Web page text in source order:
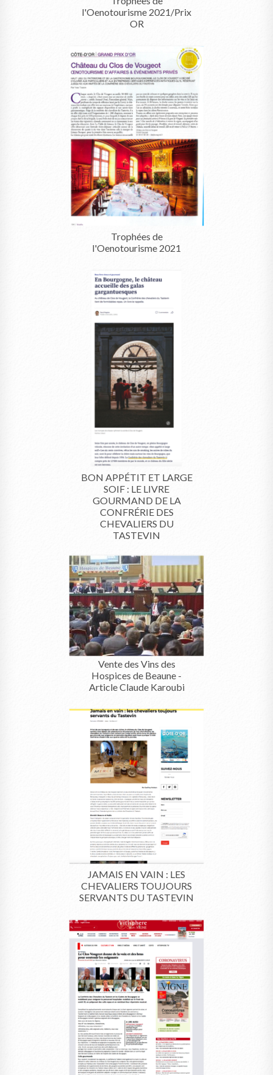
l'Oenotourisme 2021/Prix
OR
Trophées de
l'Oenotourisme 2021
BON APPÉTIT ET LARGE
SOIF : LE LIVRE
GOURMAND DE LA
CONFRÉRIE DES
CHEVALIERS DU
TASTEVIN
Vente des Vins des
Hospices de Beaune -
Article Claude Karoubi
JAMAIS EN VAIN : LES
CHEVALIERS TOUJOURS
SERVANTS DU TASTEVIN